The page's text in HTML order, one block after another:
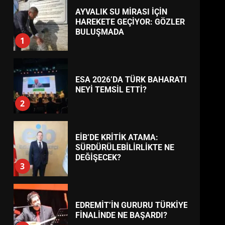
TREND HABERLER
7
BELEDİYESPOR’DA YENİ
YÖNETİM NASIL ŞEKİLLENDİ?
1
HAREKETE GEÇİYOR: GÖZLER
BULUŞMADA
ESA 2026’DA TÜRK BAHARATI
NEYİ TEMSİL ETTİ?
3
SÜRDÜRÜLEBİLİRLİKTE NE
DEĞİŞECEK?